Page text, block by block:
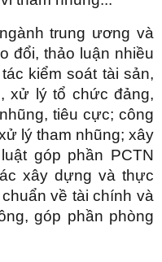
trung ương và
đổi, thảo luận nhiều
kiểm soát tài sản,
xử lý tổ chức đảng,
tiêu cực; công
lý tham nhũng; xây
góp phần PCTN
xây dựng và thực
về tài chính và
góp phần phòng